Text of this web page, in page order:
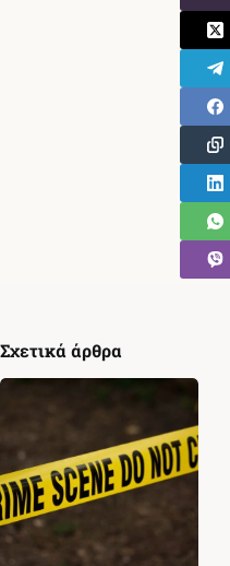
Σχετικά άρθρα